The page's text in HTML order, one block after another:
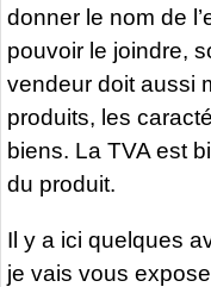
donner le nom de
pouvoir le joindre,
vendeur doit aussi
produits, les
biens. La TVA est
du produit.
Il y a ici quelques
je vais vous